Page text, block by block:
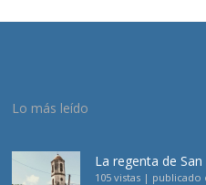
Lo más leído
La regenta de
105 vistas | publicado